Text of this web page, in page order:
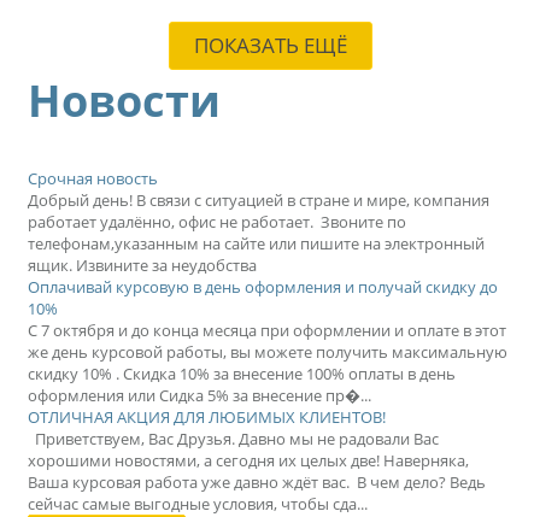
ПОКАЗАТЬ ЕЩЁ
Новости
Срочная новость
Добрый день! В связи с ситуацией в стране и мире, компания
работает удалённо, офис не работает. Звоните по
телефонам,указанным на сайте или пишите на электронный
ящик. Извините за неудобства
Оплачивай курсовую в день оформления и получай скидку до
10%
С 7 октября и до конца месяца при оформлении и оплате в этот
же день курсовой работы, вы можете получить максимальную
скидку 10% . Скидка 10% за внесение 100% оплаты в день
оформления или Сидка 5% за внесение пр�...
ОТЛИЧНАЯ АКЦИЯ ДЛЯ ЛЮБИМЫХ КЛИЕНТОВ!
Приветствуем, Вас Друзья. Давно мы не радовали Вас
хорошими новостями, а сегодня их целых две! Наверняка,
Ваша курсовая работа уже давно ждёт вас. В чем дело? Ведь
сейчас самые выгодные условия, чтобы сда...